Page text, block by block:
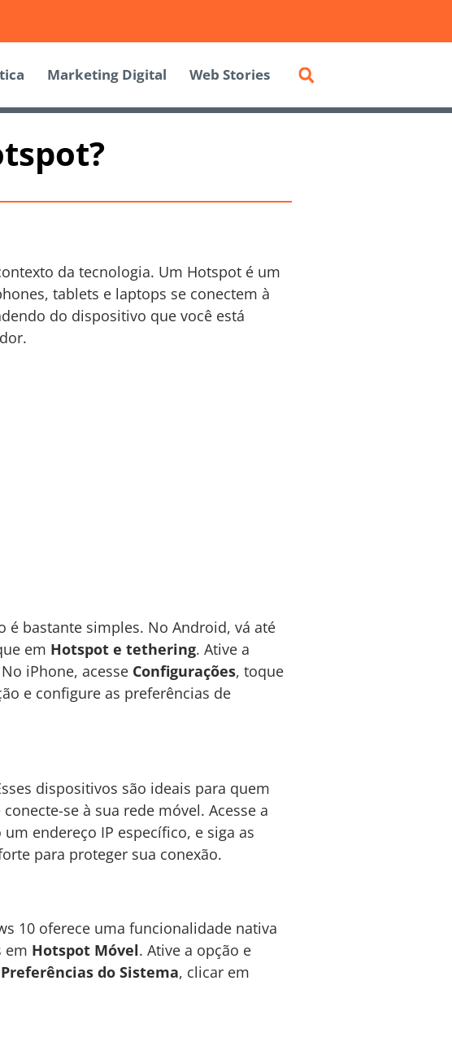
Marketing Digital Web Stories
da tecnologia. Um Hotspot é um
tablets e laptops se conectem à
do dispositivo que você está
bastante simples. No Android, vá até
em Hotspot e tethering. Ative a
iPhone, acesse Configurações, toque
e configure as preferências de
dispositivos são ideais para quem
se à sua rede móvel. Acesse a
endereço IP específico, e siga as
para proteger sua conexão.
10 oferece uma funcionalidade nativa
em Hotspot Móvel. Ative a opção e
Preferências do Sistema, clicar em